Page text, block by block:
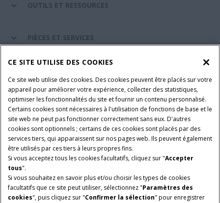
OUTILS ET RESSOURCES
PIÈCES ET SERVICES
Conditions générales d'utilisation
Avis de confidentialité
Mentions légales
Paramètres des cookies
Telematics avis de confidentialité
© 2026 CNH Industrial America LLC. All Rights Reserved. Case IH is a
trademark of CNH Industrial America LLC.
CE SITE UTILISE DES COOKIES
Ce site web utilise des cookies. Des cookies peuvent être placés sur votre
appareil pour améliorer votre expérience, collecter des statistiques,
optimiser les fonctionnalités du site et fournir un contenu personnalisé.
Certains cookies sont nécessaires à l'utilisation de fonctions de base et le
site web ne peut pas fonctionner correctement sans eux. D'autres
cookies sont optionnels ; certains de ces cookies sont placés par des
services tiers, qui apparaissent sur nos pages web. Ils peuvent également
être utilisés par ces tiers à leurs propres fins.
Si vous acceptez tous les cookies facultatifs, cliquez sur "Accepter
tous".
Si vous souhaitez en savoir plus et/ou choisir les types de cookies
facultatifs que ce site peut utiliser, sélectionnez "Paramètres des
cookies", puis cliquez sur "Confirmer la sélection" pour enregistrer